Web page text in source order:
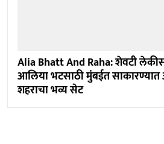
Alia Bhatt And Raha: शेवटी
आलिया भटसाठी मुंबईत
शहराचा भव्य सेट